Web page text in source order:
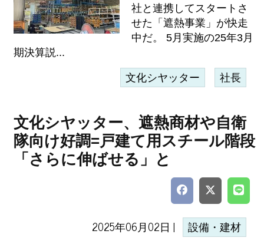
社と連携してスタートさ
せた「遮熱事業」が快走
中だ。 5月実施の25年3月
期決算説...
文化シヤッター 社長
文化シヤッター、遮熱商材や自衛
隊向け好調=戸建て用スチール階段
「さらに伸ばせる」と
2025年06月02日 | 設備・建材